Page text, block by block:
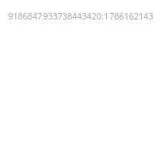
9186847933738443420:1786162143